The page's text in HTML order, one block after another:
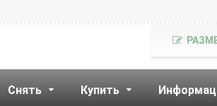
Снять Купить